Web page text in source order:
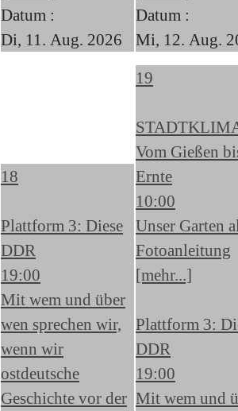
Datum :
Di, 11. Aug. 2026
Datum :
Mi, 12. Aug.
18
Plattform 3: Diese
DDR
19:00
Mit wem und über
wen sprechen wir,
wenn wir
ostdeutsche
Geschichte vor der
19
Vom Gießen
Ernte
10:00
Unser Garten
Fotoanleitung
[mehr...]
Plattform 3:
DDR
19:00
Mit wem und